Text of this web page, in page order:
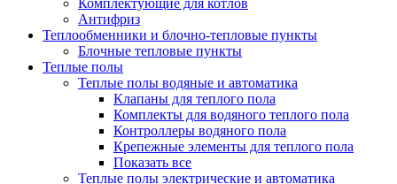
Комплектующие для котлов
Антифриз
Теплообменники и блочно-тепловые пункты
Блочные тепловые пункты
Теплые полы
Теплые полы водяные и автоматика
Клапаны для теплого пола
Комплекты для водяного теплого пола
Контроллеры водяного пола
Крепежные элементы для теплого пола
Показать все
Теплые полы электрические и автоматика